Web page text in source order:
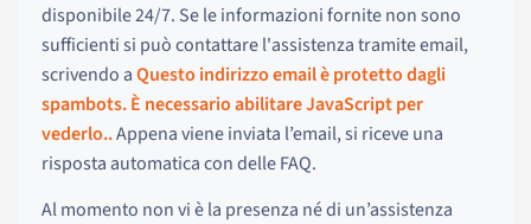
disponibile 24/7. Se le informazioni fornite non sono
sufficienti si può contattare l'assistenza tramite email,
scrivendo aQuesto indirizzo email è protetto dagli
spambots. È necessario abilitare JavaScript per
vederlo..Appena viene inviata l’email, si riceve una
risposta automatica con delle FAQ.
Al momento non vi è la presenza né di un’assistenza